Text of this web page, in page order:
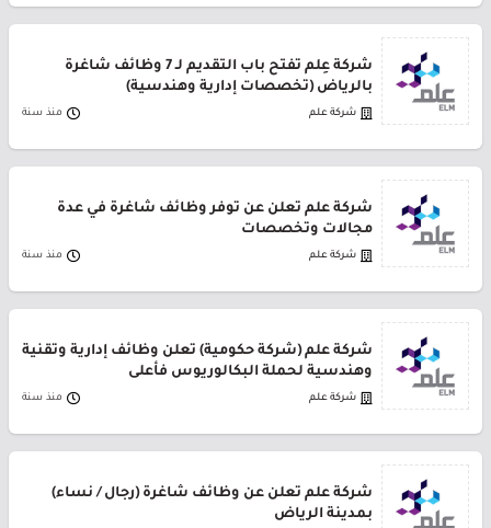
شركة عِلم تفتح باب التقديم لـ 7 وظائف شاغرة
بالرياض (تخصصات إدارية وهندسية)
شركة علم منذ سنة
شركة علم تعلن عن توفر وظائف شاغرة في عدة
مجالات وتخصصات
شركة علم منذ سنة
شركة علم (شركة حكومية) تعلن وظائف إدارية وتقنية
وهندسية لحملة البكالوريوس فأعلى
شركة علم منذ سنة
شركة علم تعلن عن وظائف شاغرة (رجال / نساء)
بمدينة الرياض